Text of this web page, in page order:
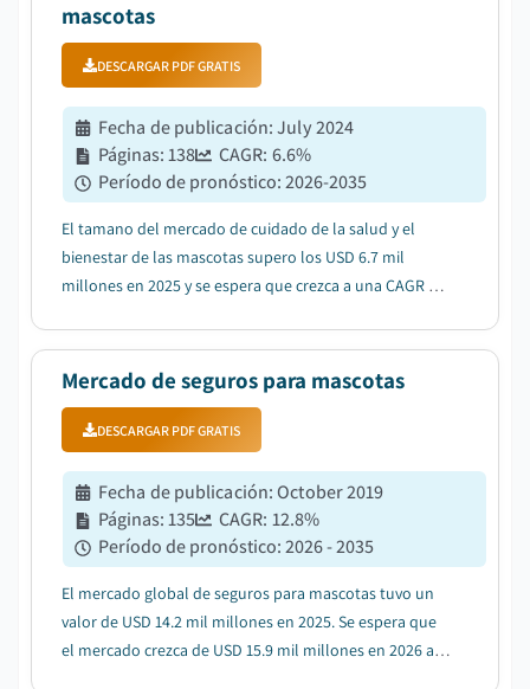
mascotas
DESCARGAR PDF GRATIS
Fecha de publicación:July 2024
Páginas:138 CAGR: 6.6%
Período de pronóstico:2026-2035
El tamano del mercado de cuidado de la salud y el
bienestar de las mascotas supero los USD 6.7 mil
millones en 2025 y se espera que crezca a una CAGR del
Mercado de seguros para mascotas
DESCARGAR PDF GRATIS
Fecha de publicación:October 2019
Páginas:135 CAGR: 12.8%
Período de pronóstico:2026 - 2035
El mercado global de seguros para mascotas tuvo un
valor de USD 14.2 mil millones en 2025. Se espera que
el mercado crezca de USD 15.9 mil millones en 2026 a